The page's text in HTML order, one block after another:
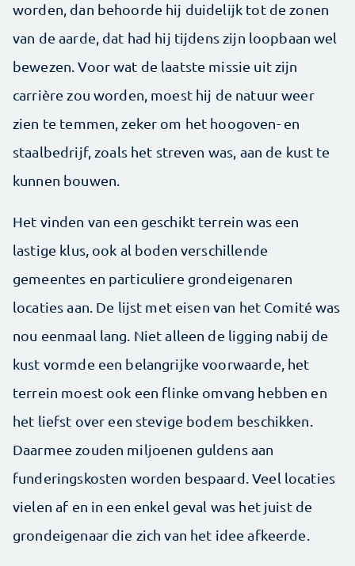
worden, dan behoorde hij duidelijk tot de zonen
van de aarde, dat had hij tijdens zijn loopbaan wel
bewezen. Voor wat de laatste missie uit zijn
carrière zou worden, moest hij de natuur weer
zien te temmen, zeker om het hoogoven- en
staalbedrijf, zoals het streven was, aan de kust te
kunnen bouwen.
Het vinden van een geschikt terrein was een
lastige klus, ook al boden verschillende
gemeentes en particuliere grondeigenaren
locaties aan. De lijst met eisen van het Comité was
nou eenmaal lang. Niet alleen de ligging nabij de
kust vormde een belangrijke voorwaarde, het
terrein moest ook een flinke omvang hebben en
het liefst over een stevige bodem beschikken.
Daarmee zouden miljoenen guldens aan
funderingskosten worden bespaard. Veel locaties
vielen af en in een enkel geval was het juist de
grondeigenaar die zich van het idee afkeerde.